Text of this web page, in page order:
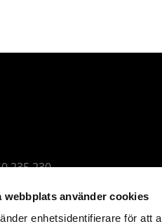
webbplats använder cookies
enhetsidentifierare för att
235 230
8475